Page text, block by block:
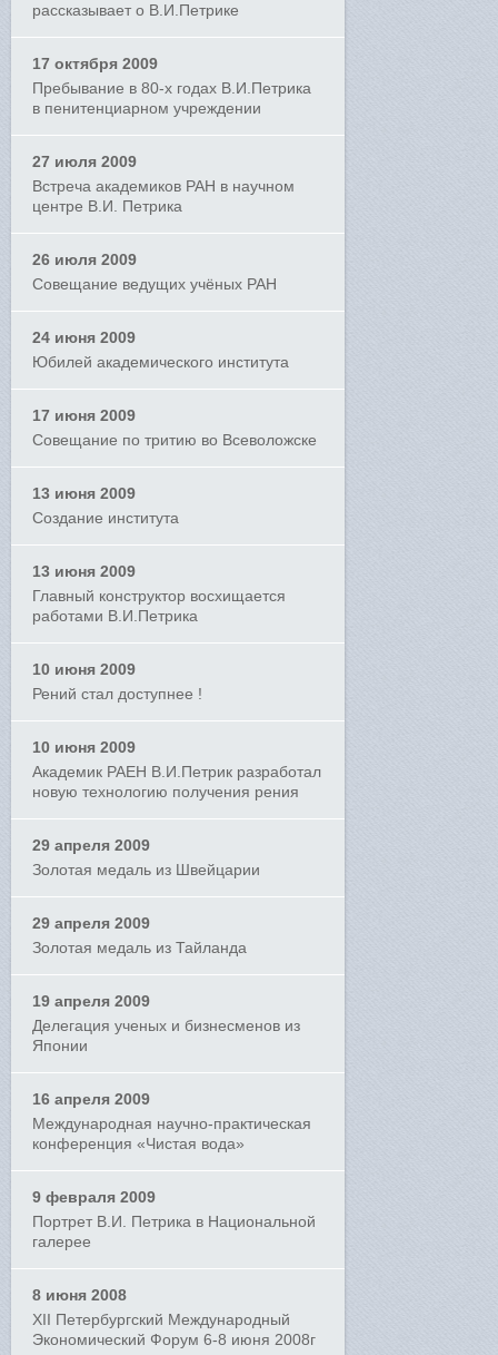
рассказывает о В.И.Петрике
17 октября 2009
Пребывание в 80-х годах В.И.Петрика
в пенитенциарном учреждении
27 июля 2009
Встреча академиков РАН в научном
центре В.И. Петрика
26 июля 2009
Совещание ведущих учёных РАН
24 июня 2009
Юбилей академического института
17 июня 2009
Совещание по тритию во Всеволожске
13 июня 2009
Создание института
13 июня 2009
Главный конструктор восхищается
работами В.И.Петрика
10 июня 2009
Рений стал доступнее !
10 июня 2009
Академик РАЕН В.И.Петрик разработал
новую технологию получения рения
29 апреля 2009
Золотая медаль из Швейцарии
29 апреля 2009
Золотая медаль из Тайланда
19 апреля 2009
Делегация ученых и бизнесменов из
Японии
16 апреля 2009
Международная научно-практическая
конференция «Чистая вода»
9 февраля 2009
Портрет В.И. Петрика в Национальной
галерее
8 июня 2008
XII Петербургский Международный
Экономический Форум 6-8 июня 2008г